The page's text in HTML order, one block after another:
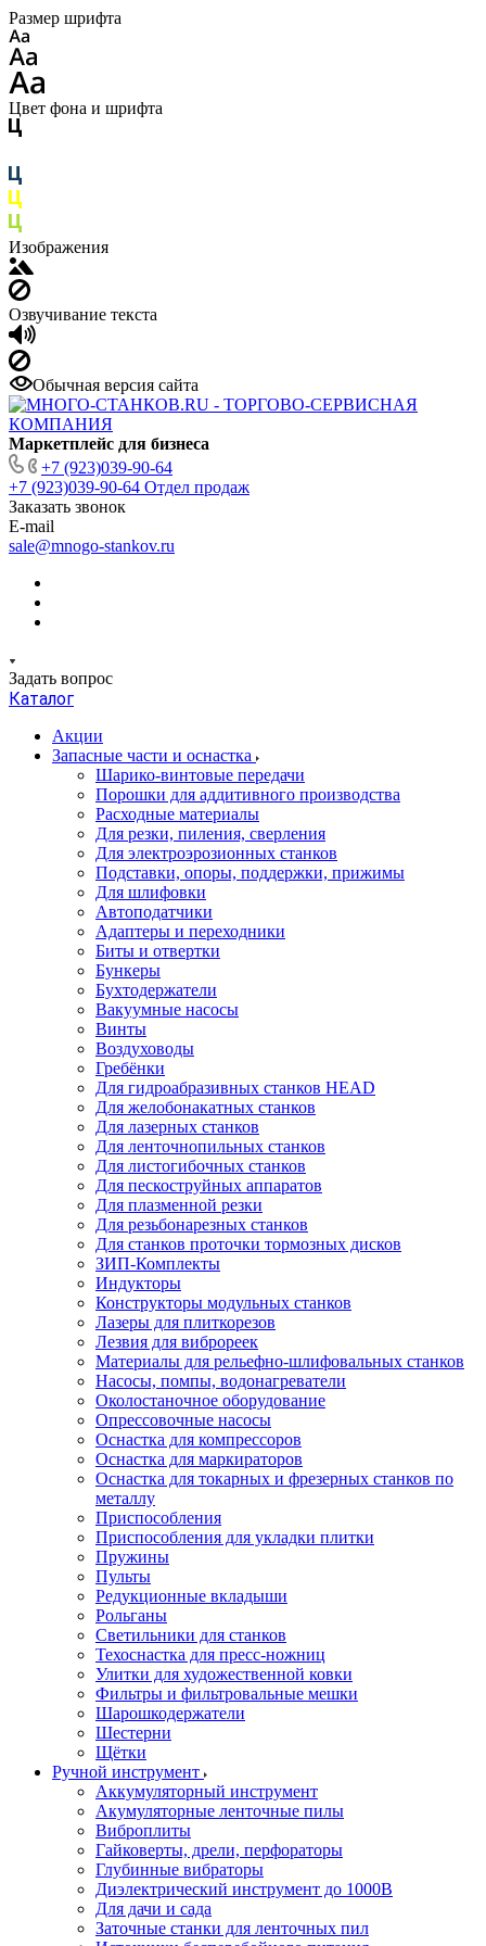
Размер шрифта
Цвет фона и шрифта
Изображения
Озвучивание текста
Обычная версия сайта
Маркетплейс для бизнеса
+7 (923)039-90-64
+7 (923)039-90-64 Отдел продаж
Заказать звонок
E-mail
sale@mnogo-stankov.ru
Задать вопрос
Каталог
Акции
Запасные части и оснастка
Шарико-винтовые передачи
Порошки для аддитивного производства
Расходные материалы
Для резки, пиления, сверления
Для электроэрозионных станков
Подставки, опоры, поддержки, прижимы
Для шлифовки
Автоподатчики
Адаптеры и переходники
Биты и отвертки
Бункеры
Бухтодержатели
Вакуумные насосы
Винты
Воздуховоды
Гребёнки
Для гидроабразивных станков HEAD
Для желобонакатных станков
Для лазерных станков
Для ленточнопильных станков
Для листогибочных станков
Для пескоструйных аппаратов
Для плазменной резки
Для резьбонарезных станков
Для станков проточки тормозных дисков
ЗИП-Комплекты
Индукторы
Конструкторы модульных станков
Лазеры для плиткорезов
Лезвия для виброреек
Материалы для рельефно-шлифовальных станков
Насосы, помпы, водонагреватели
Околостаночное оборудование
Опрессовочные насосы
Оснастка для компрессоров
Оснастка для маркираторов
Оснастка для токарных и фрезерных станков по
металлу
Приспособления
Приспособления для укладки плитки
Пружины
Пульты
Редукционные вкладыши
Рольганы
Светильники для станков
Техоснастка для пресс-ножниц
Улитки для художественной ковки
Фильтры и фильтровальные мешки
Шарошкодержатели
Шестерни
Щётки
Ручной инструмент
Аккумуляторный инструмент
Акумуляторные ленточные пилы
Виброплиты
Гайковерты, дрели, перфораторы
Глубинные вибраторы
Диэлектрический инструмент до 1000В
Для дачи и сада
Заточные станки для ленточных пил